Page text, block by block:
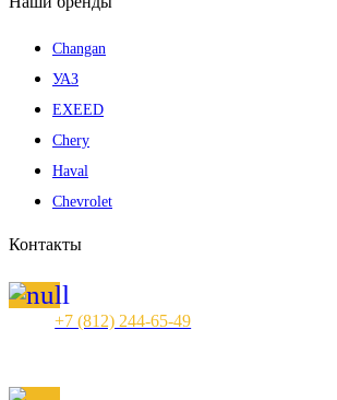
открывается
новом
Changan
УАЗ
EXEED
Chery
Haval
Chevrolet
Контакты
+7 (812) 244-65-49